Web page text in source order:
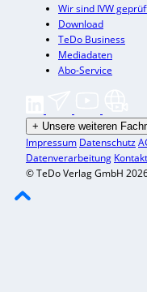
Wir sind IVW
Download
TeDo Business
Mediadaten
Abo-Service
+ Unsere weiteren
Impressum Datenschutz
Datenverarbeitung Kontakt
© TeDo Verlag GmbH